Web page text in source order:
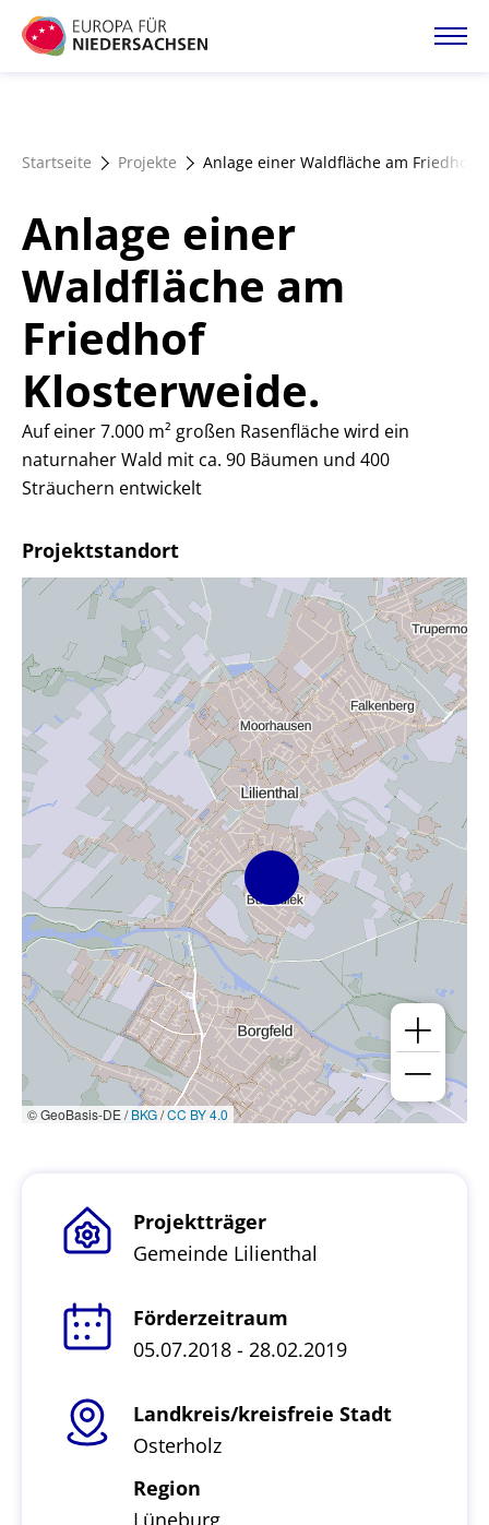
Direkt
zum
Förderangebote
Magazin
Startseite Projekte Anlage einer Waldfläche am Friedhof
Anlage einer
Waldfläche am
Friedhof
Klosterweide.
Auf einer 7.000 m² großen Rasenfläche wird ein
naturnaher Wald mit ca. 90 Bäumen und 400
Sträuchern entwickelt
Projektstandort
© GeoBasis-DE /BKG/CC BY 4.0
Projektträger
Gemeinde Lilienthal
Förderzeitraum
05.07.2018 - 28.02.2019
Landkreis/kreisfreie Stadt
Osterholz
Region
Lüneburg